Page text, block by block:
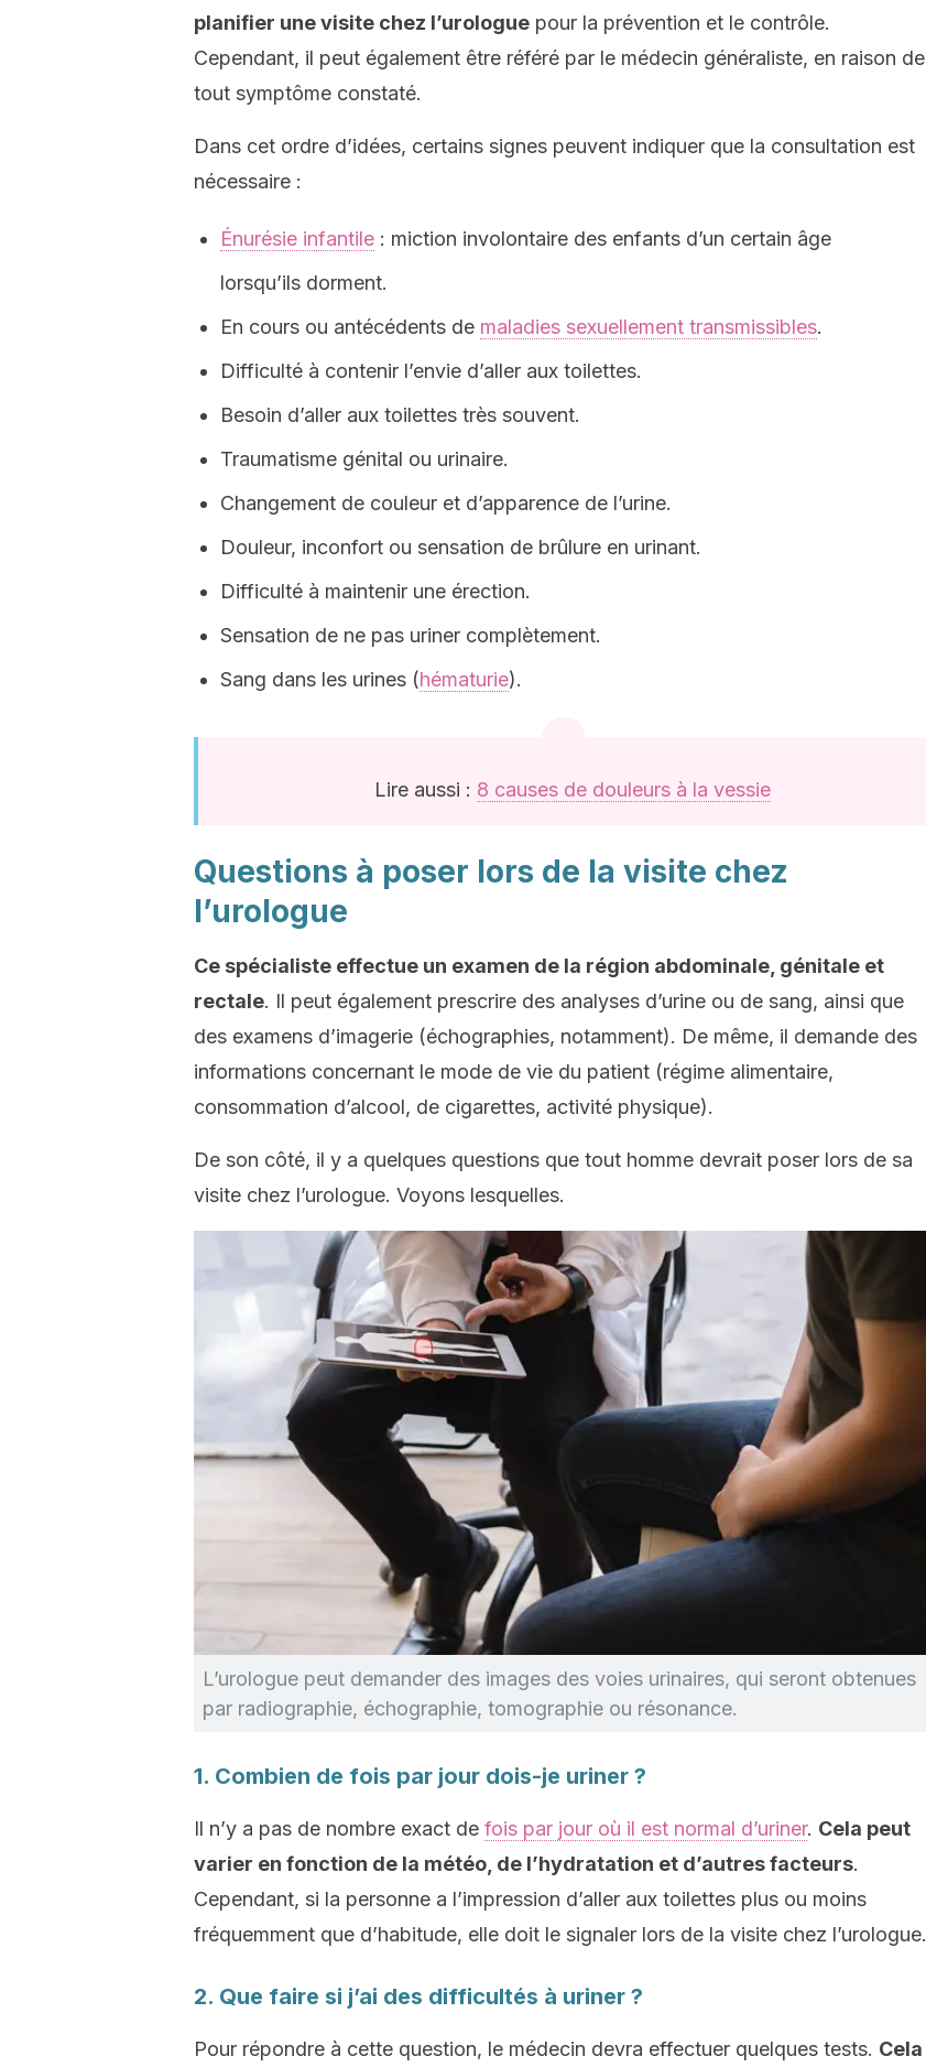
planifier une visite chez l’urologue pour la prévention et le contrôle.
Cependant, il peut également être référé par le médecin généraliste, en raison de
tout symptôme constaté.
Dans cet ordre d’idées, certains signes peuvent indiquer que la consultation est
nécessaire :
Énurésie infantile : miction involontaire des enfants d’un certain âge
lorsqu’ils dorment.
En cours ou antécédents de maladies sexuellement transmissibles.
Difficulté à contenir l’envie d’aller aux toilettes.
Besoin d’aller aux toilettes très souvent.
Traumatisme génital ou urinaire.
Changement de couleur et d’apparence de l’urine.
Douleur, inconfort ou sensation de brûlure en urinant.
Difficulté à maintenir une érection.
Sensation de ne pas uriner complètement.
Sang dans les urines (hématurie).
Lire aussi : 8 causes de douleurs à la vessie
Questions à poser lors de la visite chez
l’urologue
Ce spécialiste effectue un examen de la région abdominale, génitale et
rectale. Il peut également prescrire des analyses d’urine ou de sang, ainsi que
des examens d’imagerie (échographies, notamment). De même, il demande des
informations concernant le mode de vie du patient (régime alimentaire,
consommation d’alcool, de cigarettes, activité physique).
De son côté, il y a quelques questions que tout homme devrait poser lors de sa
visite chez l’urologue. Voyons lesquelles.
L’urologue peut demander des images des voies urinaires, qui seront obtenues
par radiographie, échographie, tomographie ou résonance.
1. Combien de fois par jour dois-je uriner ?
Il n’y a pas de nombre exact de fois par jour où il est normal d’uriner. Cela peut
varier en fonction de la météo, de l’hydratation et d’autres facteurs.
Cependant, si la personne a l’impression d’aller aux toilettes plus ou moins
fréquemment que d’habitude, elle doit le signaler lors de la visite chez l’urologue.
2. Que faire si j’ai des difficultés à uriner ?
Pour répondre à cette question, le médecin devra effectuer quelques tests. Cela